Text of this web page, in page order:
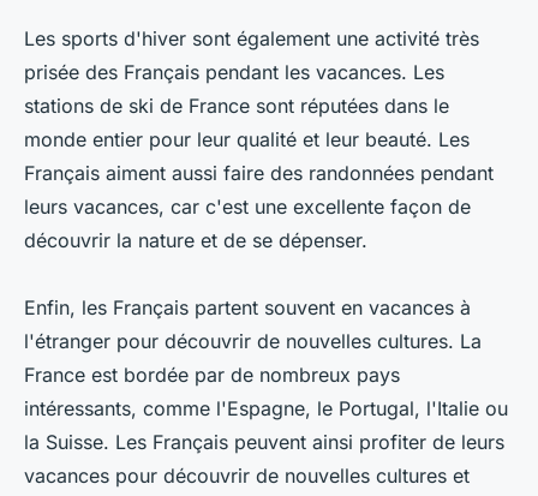
Les sports d'hiver sont également une activité très
prisée des Français pendant les vacances. Les
stations de ski de France sont réputées dans le
monde entier pour leur qualité et leur beauté. Les
Français aiment aussi faire des randonnées pendant
leurs vacances, car c'est une excellente façon de
découvrir la nature et de se dépenser.
Enfin, les Français partent souvent en vacances à
l'étranger pour découvrir de nouvelles cultures. La
France est bordée par de nombreux pays
intéressants, comme l'Espagne, le Portugal, l'Italie ou
la Suisse. Les Français peuvent ainsi profiter de leurs
vacances pour découvrir de nouvelles cultures et